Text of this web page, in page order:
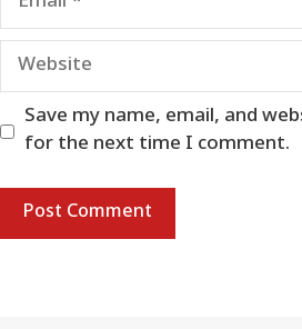
Website
Save my name, email, and
for the next time I comment.